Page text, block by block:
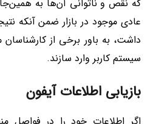
که نقص و ناتوانی آن‌ها به
عادی موجود در بازار ضمن آنکه
داشت، به باور برخی از
سیستم‌ کاربر وارد سازند.
بازیابی اطلاعات آیفون